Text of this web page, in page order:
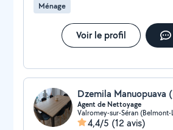
Ménage
Voir le profil
Agent de Nettoyage
4,4/5 (12 avis)